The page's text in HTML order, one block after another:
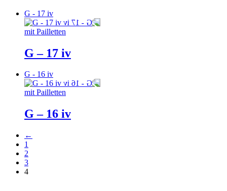
G - 17 iv
mit Pailletten
G – 17 iv
G - 16 iv
mit Pailletten
G – 16 iv
←
1
2
3
4